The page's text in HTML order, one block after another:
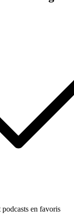
en favoris